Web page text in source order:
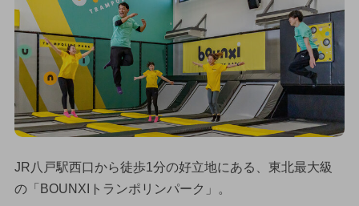
JR八戸駅西口から徒歩1分の好立地にある、東北最大級
の「BOUNXIトランポリンパーク」。